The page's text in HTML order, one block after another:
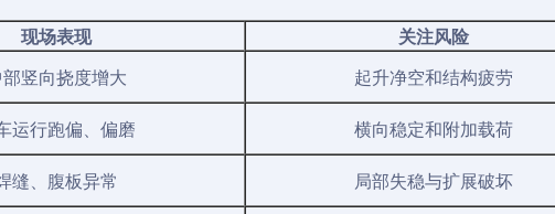
现场表现
关注风险
竖向挠度增大 起升净空和结构疲劳
运行跑偏、偏磨 横向稳定和附加载荷
缝、腹板异常 局部失稳与扩展破坏